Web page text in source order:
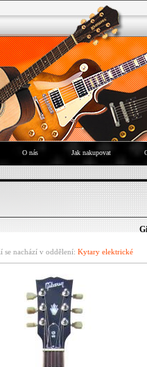
O nás Jak nakupovat
se nachází v oddělení: Kytary elektrické